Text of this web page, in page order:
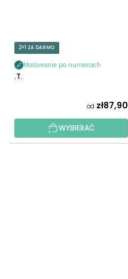
2+1 ZA DARMO
Malowanie po numerach
E.T.
od zł87,90
WYBIERAĆ